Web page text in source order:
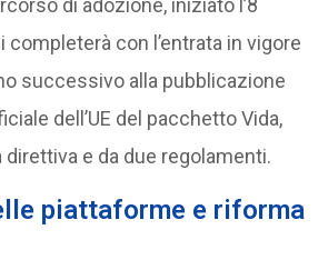
completerà con l’entrata in vigore
successivo alla pubblicazione
dell’UE del pacchetto Vida,
e da due regolamenti.
piattaforme e riforma